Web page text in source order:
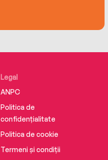
Legal
ANPC
Politica de
confidențialitate
Politica de cookie
Termeni și condiții